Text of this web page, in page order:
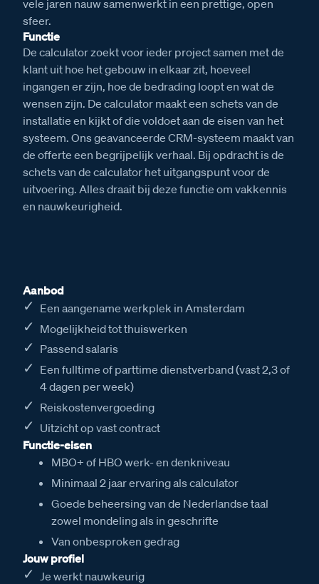
vele jaren nauw samenwerkt in een prettige, open
sfeer.
Functie
De calculator zoekt voor ieder project samen met de
klant uit hoe het gebouw in elkaar zit, hoeveel
ingangen er zijn, hoe de bedrading loopt en wat de
wensen zijn. De calculator maakt een schets van de
installatie en kijkt of die voldoet aan de eisen van het
systeem. Ons geavanceerde CRM-systeem maakt van
de offerte een begrijpelijk verhaal. Bij opdracht is de
schets van de calculator het uitgangspunt voor de
uitvoering. Alles draait bij deze functie om vakkennis
en nauwkeurigheid.
Aanbod
Een aangename werkplek in Amsterdam
Mogelijkheid tot thuiswerken
Passend salaris
Een fulltime of parttime dienstverband (vast 2,3 of
4 dagen per week)
Reiskostenvergoeding
Uitzicht op vast contract
Functie-eisen
MBO+ of HBO werk- en denkniveau
Minimaal 2 jaar ervaring als calculator
Goede beheersing van de Nederlandse taal
zowel mondeling als in geschrifte
Van onbesproken gedrag
Jouw profiel
Je werkt nauwkeurig